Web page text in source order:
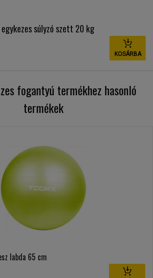
egykezes súlyzó szett 20 kg
KOSÁRBA
fogantyú termékhez hasonló
termékek
labda 65 cm